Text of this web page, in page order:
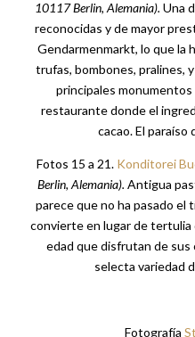
10117 Berlin, Alemania). Una
reconocidas y de mayor
Gendarmenmarkt, lo que la
trufas, bombones, pralines,
principales
restaurante donde el
cacao. El
Fotos 15 a 21. Konditorei
Berlin, Alemania). Antigua
parece que no ha pasado el
convierte en lugar de tertulia
edad que disfrutan de sus
selecta variedad
Fotografía